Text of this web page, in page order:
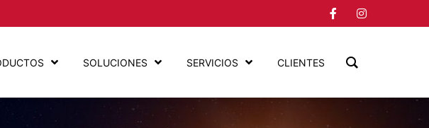
SOLUCIONES SERVICIOS CLIENTES